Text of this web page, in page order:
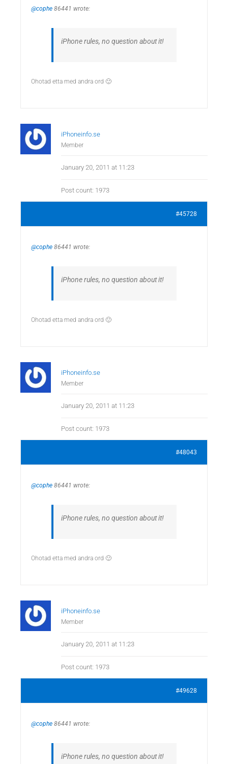
@cophe 86441 wrote:
iPhone rules, no question about it!
Ohotad etta med andra ord 🙂
iPhoneinfo.se
Member
January 20, 2011 at 11:23
Post count: 1973
#45728
@cophe 86441 wrote:
iPhone rules, no question about it!
Ohotad etta med andra ord 🙂
iPhoneinfo.se
Member
January 20, 2011 at 11:23
Post count: 1973
#48043
@cophe 86441 wrote:
iPhone rules, no question about it!
Ohotad etta med andra ord 🙂
iPhoneinfo.se
Member
January 20, 2011 at 11:23
Post count: 1973
#49628
@cophe 86441 wrote:
iPhone rules, no question about it!